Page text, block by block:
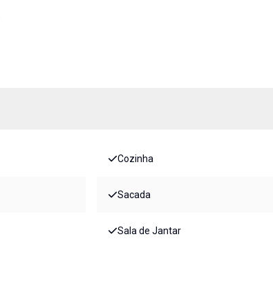
Cozinha
Sacada
Sala de Jantar